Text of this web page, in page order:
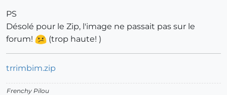
PS
Désolé pour le Zip, l'image ne passait pas sur le
forum!
(trop haute! )
trrimbim.zip
Frenchy Pilou